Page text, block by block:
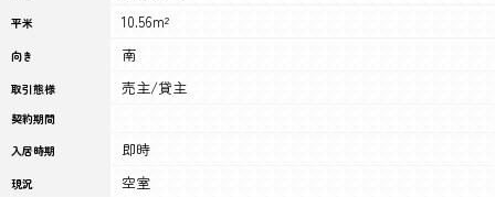
平米 10.56m²
向き 南
取引態様 売主/貸主
契約期間
入居時期
即時
現況 空室